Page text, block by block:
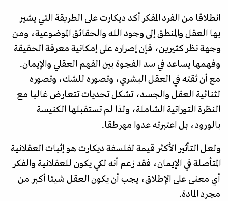
انطلاقا من الفرد المفكر أكد ديكارت على الطريقة التي يشير
بها العقل والمنطق إلى وجود الله والحقائق الموضوعية، ومن
وجهة نظر كثيرين، فإن إصراره على إمكانية معرفة الحقيقة
وفهمها يساعد في سد الفجوة بين الفهم العقلي والإيمان.
مع أن ثقته في العقل البشري، وتصوره للشك، وتصوره
لثنائية العقل والجسد، تشكل تحديات تتعارض غالبا مع
النظرة التوراتية الشاملة، ولذا لم تستقبلها الكنيسة
بالورود، بل اعتبرته عدوا مهرطقا.
ولعل التأثير الأكثر قيمة لفلسفة ديكارت هو إثبات العقلانية
المتأصلة في الإيمان، فقد زعم أنه لكي يكون للعقلانية والفكر
أي معنى على الإطلاق، يجب أن يكون العقل شيئا أكبر من
مجرد المادة.